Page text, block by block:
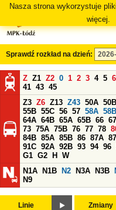
Nasza strona wykorzystuje
więcej.
Sprawdź rozkład na dzień:
Z Z1 Z2 0 1 2 3 4 5 6
41 43 45
Z3 Z6 Z13 Z43 50A 50B
55B 55C 56 57 58A 58B
64A 64B 65A 65B 66 67
73 75A 75B 76 77 78
84B 85A 85B 86 87A
91C 92A 92B 93 94 96
G1 G2 H
W
N1A
N1B N2 N3A N3B
N9
Linie Zmiany